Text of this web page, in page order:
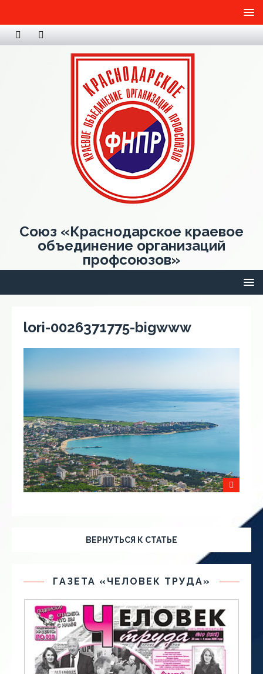
Союз «Краснодарское краевое
объединение организаций
профсоюзов»
lori-0026371775-bigwww
ВЕРНУТЬСЯ К СТАТЬЕ
ГАЗЕТА «ЧЕЛОВЕК ТРУДА»